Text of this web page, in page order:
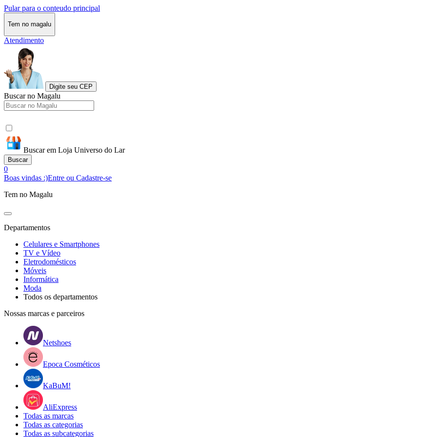
Pular para o conteudo principal
Tem no magalu
Atendimento
Digite seu CEP
Buscar no Magalu
Buscar em Loja Universo do Lar
Buscar
0
Boas vindas :)Entre ou Cadastre-se
Tem no Magalu
Departamentos
Celulares e Smartphones
TV e Vídeo
Eletrodomésticos
Móveis
Informática
Moda
Todos os departamentos
Nossas marcas e parceiros
Netshoes
Epoca Cosméticos
KaBuM!
AliExpress
Todas as marcas
Todas as categorias
Todas as subcategorias